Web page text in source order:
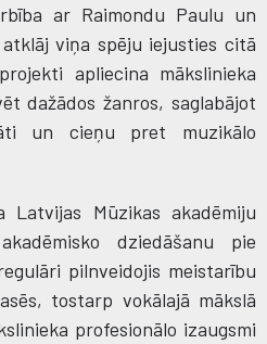
ar Raimondu Paulu un
viņa spēju iejusties citā
apliecina mākslinieka
dažādos žanros, saglabājot
un cieņu pret muzikālo
Latvijas Mūzikas akadēmiju
dziedāšanu pie
pilnveidojis meistarību
tostarp vokālajā mākslā
profesionālo izaugsmi